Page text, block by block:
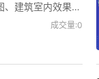
、建筑室内效果
成交量:0